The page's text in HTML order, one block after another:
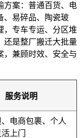
方案：普通百货、电
、易碎品、陶瓷玻
，专车专运、分区堆
还是整厂搬迁大批量
，兼顾时效、安全与
服务说明
电商包裹、个人
上门